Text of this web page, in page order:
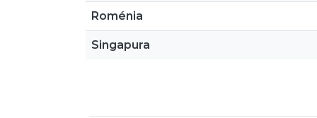
Roménia
Singapura